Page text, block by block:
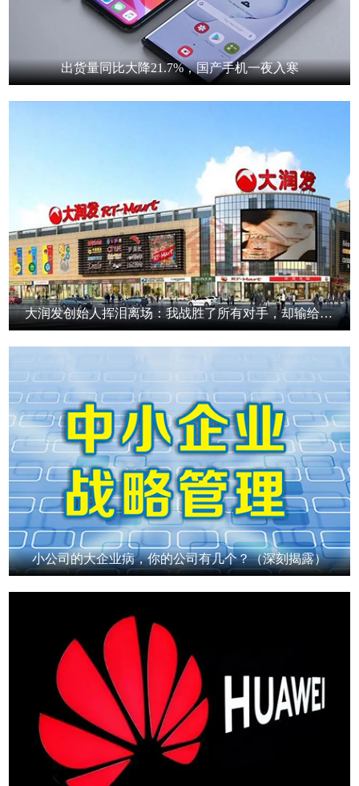
出货量同比大降21.7%，国产手机一夜入寒
大润发创始人挥泪离场：我战胜了所有对手，却输给了时代！
小公司的大企业病，你的公司有几个？（深刻揭露）